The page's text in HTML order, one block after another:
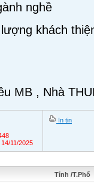
nghề
khách
MB , Nhà
14/11/2025
In tin
Tỉnh /T.Phố